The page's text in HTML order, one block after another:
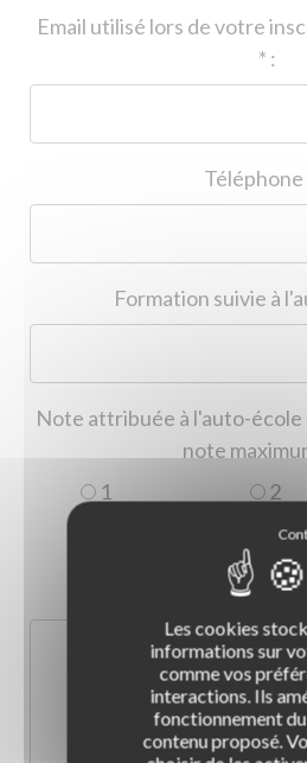
Email utilisé lors de votre
* :
Note attribuée à l'auto-école
1
2
5
Les cookies
informations sur
comme vos
interactions. Ils
fonctionnement
contenu proposé.